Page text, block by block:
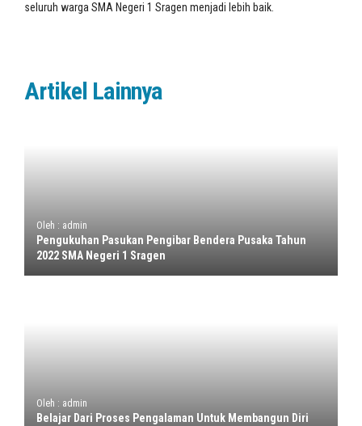
seluruh warga SMA Negeri 1 Sragen menjadi lebih baik.
Artikel Lainnya
Oleh : admin
Pengukuhan Pasukan Pengibar Bendera Pusaka Tahun
2022 SMA Negeri 1 Sragen
Oleh : admin
Belajar Dari Proses Pengalaman Untuk Membangun Diri